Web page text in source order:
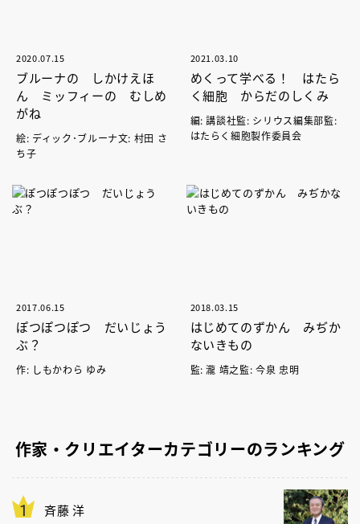
2020.07.15
ブルーナの しかけえほ
ん ミッフィーの むしめ
がね
絵: ディック･ブルーナ文: 村田 さ
ち子
2021.03.10
めくって学べる！ はたら
く細胞 からだのしくみ
編: 講談社監: シリウス編集部監:
はたらく細胞製作委員会
2017.06.15
ぽつぽつぽつ だいじょう
ぶ？
作: しもかわら ゆみ
2018.03.15
はじめてのずかん みぢか
ないきもの
監: 瀧 靖之監: 今泉 忠明
作家・クリエイターカテゴリーのランキング
斉藤 洋